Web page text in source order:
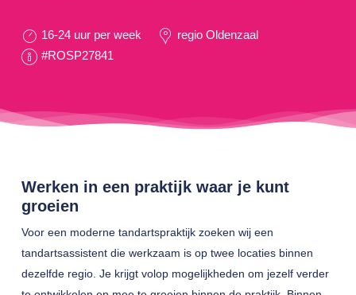
16-24 uur per week
regio Oldenzaal
#ROSP27841
Werken in een praktijk waar je kunt
groeien
Voor een moderne tandartspraktijk zoeken wij een
tandartsassistent die werkzaam is op twee locaties binnen
dezelfde regio. Je krijgt volop mogelijkheden om jezelf verder